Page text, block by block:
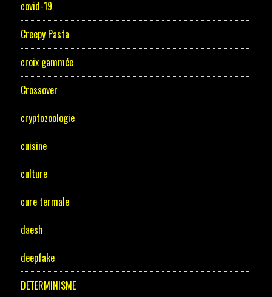
covid-19
Creepy Pasta
croix gammée
Crossover
cryptozoologie
cuisine
culture
cure termale
daesh
deepfake
DETERMINISME